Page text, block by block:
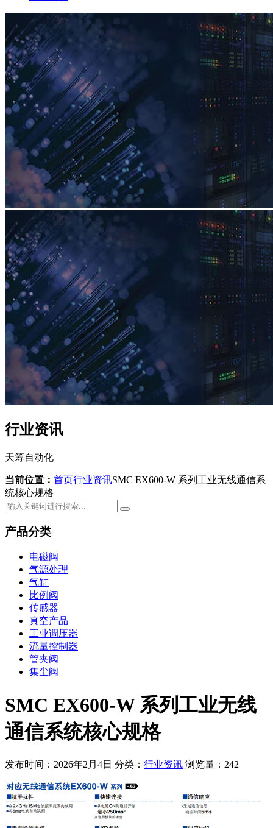
行业资讯
天筹自动化
当前位置： 首页行业资讯SMC EX600-W 系列工业无线通信系
统核心规格
产品分类
电磁阀
气源处理
气缸
比例阀
传感器
真空产品
工业调压器
流量控制器
管夹阀
集尘阀
SMC EX600-W 系列工业无线
通信系统核心规格
发布时间：2026年2月4日 分类： 行业资讯 浏览量：242